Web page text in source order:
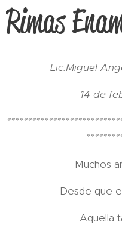
Rimas
Lic.Miguel
14 de
Muchos
Desde que
Aquella